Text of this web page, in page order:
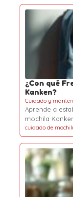
¿Con qué
Kanken?
Cuidado y
Aprende a
mochila
cuidado de